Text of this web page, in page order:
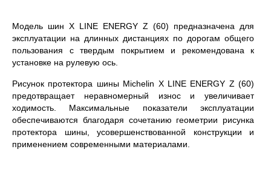
Модель шин X LINE ENERGY Z (60) предназначена для
эксплуатации на длинных дистанциях по дорогам общего
пользования с твердым покрытием и рекомендована к
установке на рулевую ось.
Рисунок протектора шины Michelin X LINE ENERGY Z (60)
предотвращает неравномерный износ и увеличивает
ходимость. Максимальные показатели эксплуатации
обеспечиваются благодаря сочетанию геометрии рисунка
протектора шины, усовершенствованной конструкции и
применением современными материалами.